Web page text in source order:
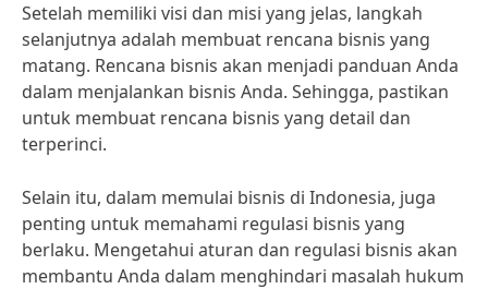
Setelah memiliki visi dan misi yang jelas, langkah
selanjutnya adalah membuat rencana bisnis yang
matang. Rencana bisnis akan menjadi panduan Anda
dalam menjalankan bisnis Anda. Sehingga, pastikan
untuk membuat rencana bisnis yang detail dan
terperinci.
Selain itu, dalam memulai bisnis di Indonesia, juga
penting untuk memahami regulasi bisnis yang
berlaku. Mengetahui aturan dan regulasi bisnis akan
membantu Anda dalam menghindari masalah hukum